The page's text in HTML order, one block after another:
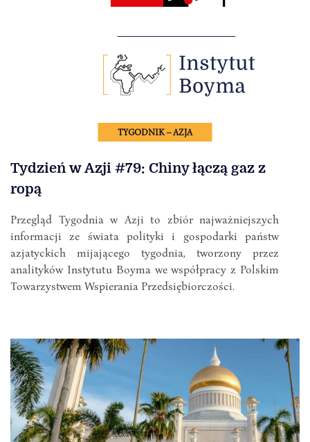
TYGODNIK – AZJA
Tydzień w Azji #79: Chiny łączą gaz z
ropą
Przegląd Tygodnia w Azji to zbiór najważniejszych
informacji ze świata polityki i gospodarki państw
azjatyckich mijającego tygodnia, tworzony przez
analityków Instytutu Boyma we współpracy z Polskim
Towarzystwem Wspierania Przedsiębiorczości.